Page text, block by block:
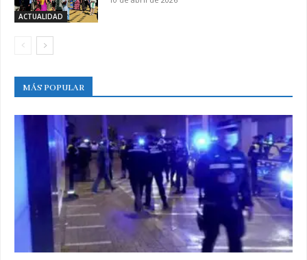
ACTUALIDAD
MÁS POPULAR